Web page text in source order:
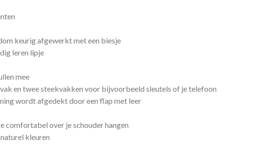
keurig afgewerkt met een biesje
leren lipje
mee
en twee steekvakken voor bijvoorbeeld sleutels of je telefoon
wordt afgedekt door een flap met leer
comfortabel over je schouder hangen
kleuren